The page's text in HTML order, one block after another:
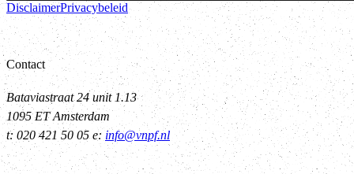
DisclaimerPrivacybeleid
Contact
Bataviastraat 24 unit 1.13
1095 ET Amsterdam
t: 020 421 50 05 e: info@vnpf.nl